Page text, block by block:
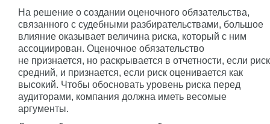
На решение о создании оценочного обязательства,
связанного с судебными разбирательствами, большое
влияние оказывает величина риска, который с ним
ассоциирован. Оценочное обязательство
не признается, но раскрывается в отчетности, если риск
средний, и признается, если риск оценивается как
высокий. Чтобы обосновать уровень риска перед
аудиторами, компания должна иметь весомые
аргументы.